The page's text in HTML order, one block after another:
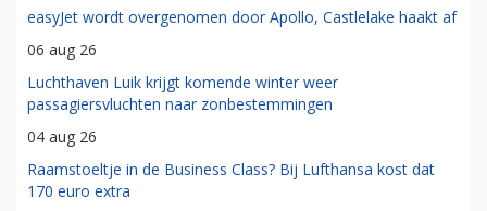
easyJet wordt overgenomen door Apollo, Castlelake haakt af
06 aug 26
Luchthaven Luik krijgt komende winter weer
passagiersvluchten naar zonbestemmingen
04 aug 26
Raamstoeltje in de Business Class? Bij Lufthansa kost dat
170 euro extra